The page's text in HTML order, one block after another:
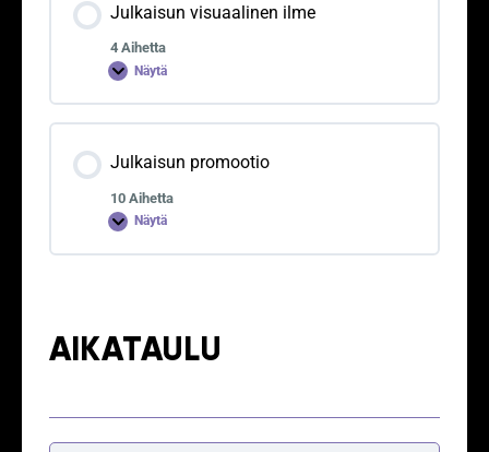
Julkaisun visuaalinen ilme
4 Aihetta
Näytä
Julkaisun promootio
10 Aihetta
Näytä
AIKATAULU